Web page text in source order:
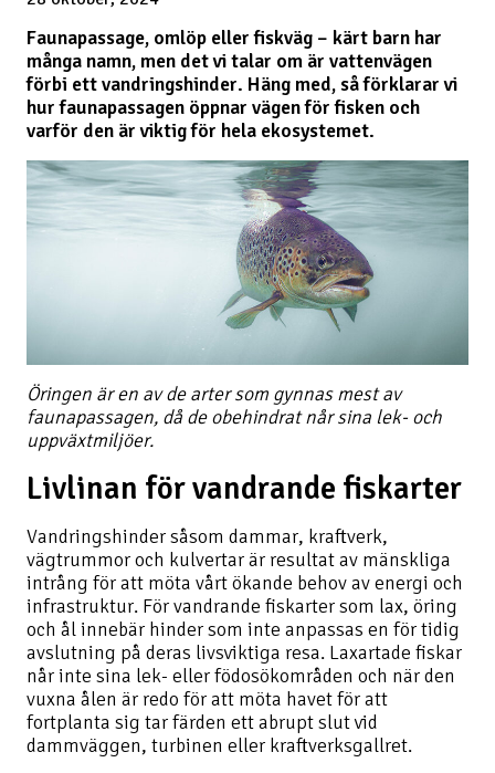
Faunapassage, omlöp eller fiskväg – kärt barn har
många namn, men det vi talar om är vattenvägen
förbi ett vandringshinder. Häng med, så förklarar vi
hur faunapassagen öppnar vägen för fisken och
varför den är viktig för hela ekosystemet.
Öringen är en av de arter som gynnas mest av
faunapassagen, då de obehindrat når sina lek- och
uppväxtmiljöer.
Livlinan för vandrande fiskarter
Vandringshinder såsom dammar, kraftverk,
vägtrummor och kulvertar är resultat av mänskliga
intrång för att möta vårt ökande behov av energi och
infrastruktur. För vandrande fiskarter som lax, öring
och ål innebär hinder som inte anpassas en för tidig
avslutning på deras livsviktiga resa. Laxartade fiskar
når inte sina lek- eller födosökområden och när den
vuxna ålen är redo för att möta havet för att
fortplanta sig tar färden ett abrupt slut vid
dammväggen, turbinen eller kraftverksgallret.